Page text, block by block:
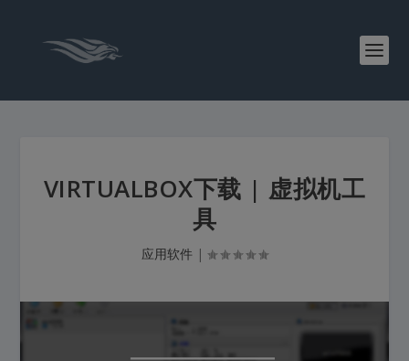
VIRTUALBOX下载 | 虚拟机工
具
应用软件 |